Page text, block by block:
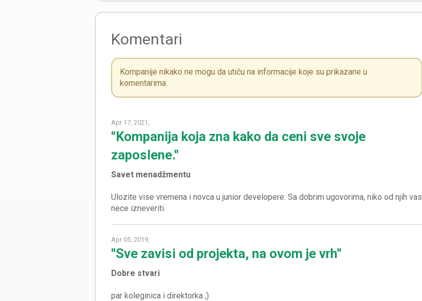
Komentari
Kompanije nikako ne mogu da utiču na informacije koje su prikazane u
komentarima.
Apr 17, 2021,
"Kompanija koja zna kako da ceni sve svoje
zaposlene."
Savet menadžmentu
Ulozite vise vremena i novca u junior developere. Sa dobrim ugovorima, niko od njih vas
Apr 05, 2019,
"Sve zavisi od projekta, na ovom je vrh"
Dobre stvari